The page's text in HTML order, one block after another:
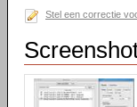
Stel een correctie